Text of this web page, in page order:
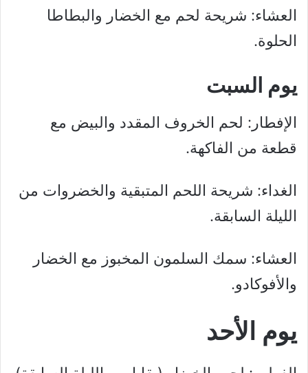
العشاء: شريحة لحم مع الخضار والبطاطا
الحلوة.
يوم السبت
الإفطار: لحم الخروف المقدد والبيض مع
قطعة من الفاكهة.
الغداء: شريحة اللحم المتبقية والخضروات من
الليلة السابقة.
العشاء: سمك السلمون المخبوز مع الخضار
والأفوكادو.
يوم الأحد